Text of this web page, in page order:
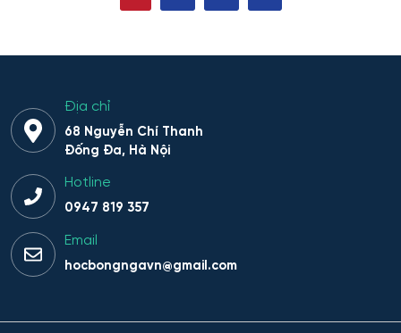
Hệ thống thông tin
Hệ thống thông tin và Công nghệ
Hệ thống thông tin và công nghệ thông tin truyền
thông
Địa chỉ
68 Nguyễn Chí Thanh
Đống Đa, Hà Nội
Hotline
0947 819 357
Email
hocbongngavn@gmail.com